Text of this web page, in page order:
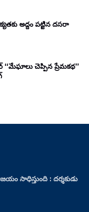
అద్దం పట్టిన దసరా
“మేఘాలు చెప్పిన ప్రేమకథ”
సాధిస్తుంది : దర్శకుడు